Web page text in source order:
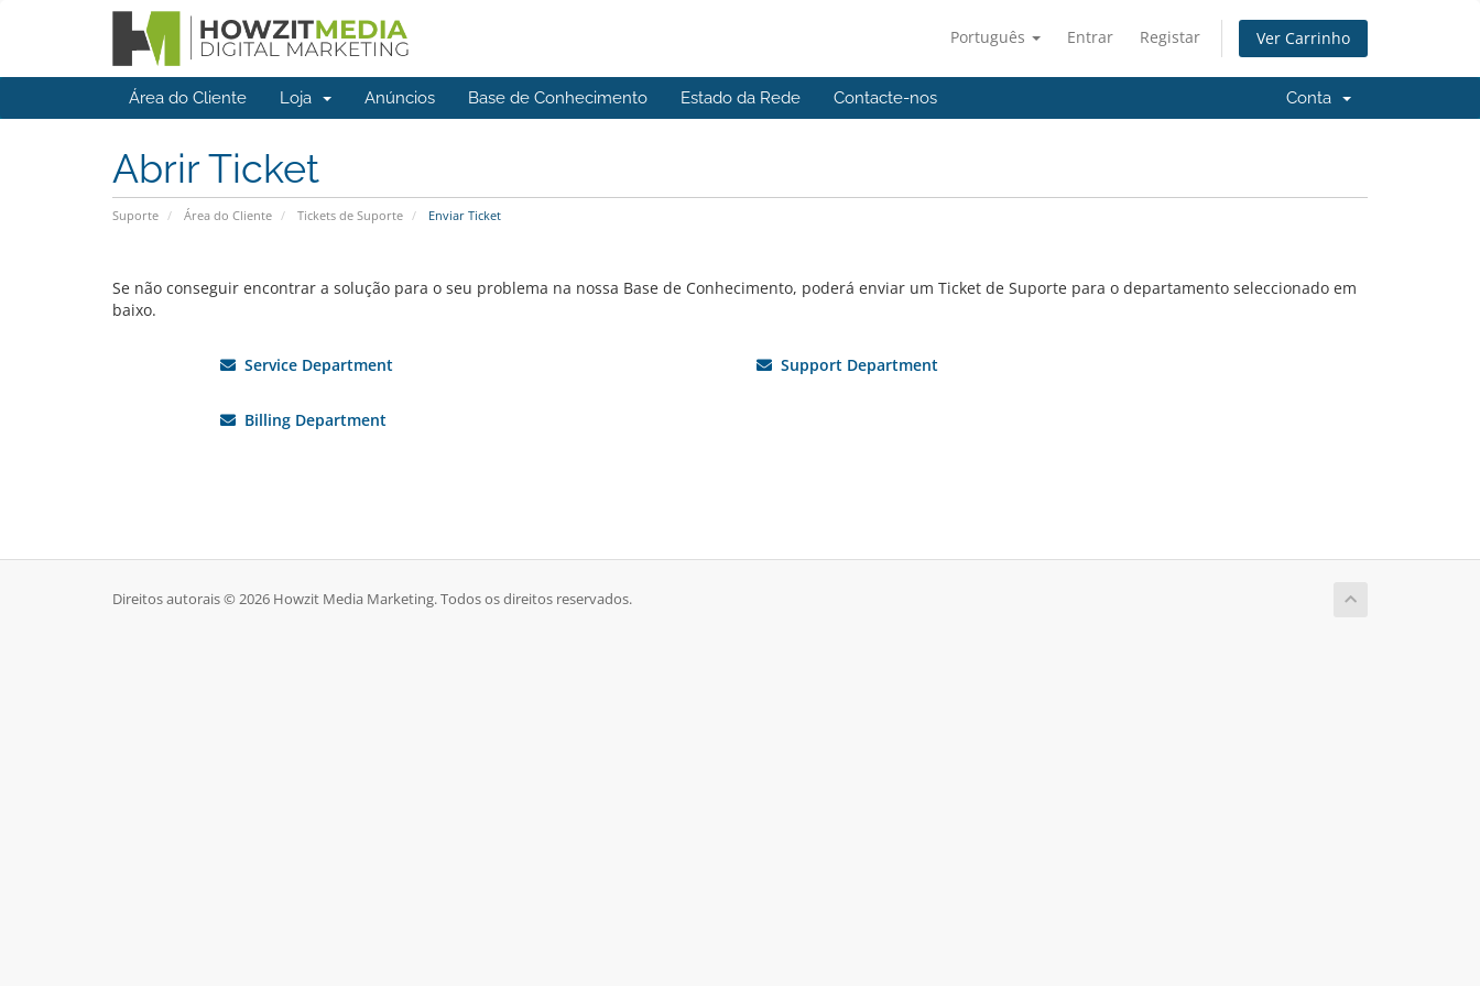
Português Entrar Registar Ver Carrinho
Área do Cliente Loja Anúncios Base de Conhecimento Estado da Rede Contacte-nos Conta
Abrir Ticket
Suporte Área do Cliente Tickets de Suporte Enviar Ticket
Se não conseguir encontrar a solução para o seu problema na nossa Base de Conhecimento, poderá enviar um Ticket de Suporte para o departamento seleccionado em
baixo.
Service Department Support Department
Billing Department
Direitos autorais © 2026 Howzit Media Marketing. Todos os direitos reservados.